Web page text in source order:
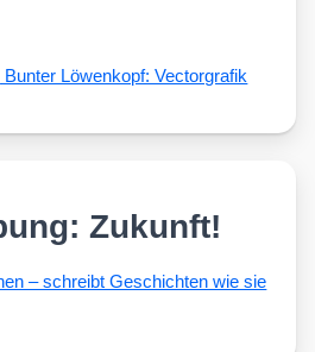
Zukunft!
– schreibt Geschich­ten wie sie